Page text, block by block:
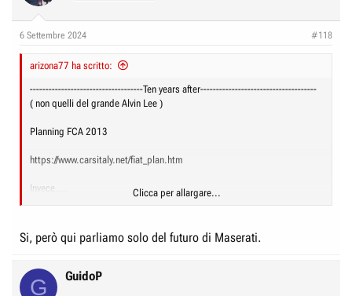
6 Settembre 2024 #118
arizona77 ha scritto:
------------------------------------Ten years after-------------------------------------
( non quelli del grande Alvin Lee )
Planning FCA 2013
https://www.carsitaly.net/fiat_plan.htm
Invece....
Come e' finita dei circa 6 milioni di auto previste nel quinquennio
Clicca per allargare...
Si, però qui parliamo solo del futuro di Maserati.
G GuidoP